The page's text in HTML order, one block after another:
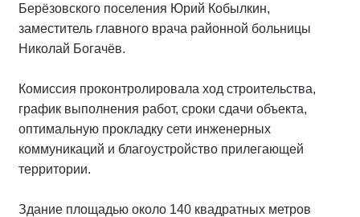
Берёзовского поселения Юрий Кобылкин,
заместитель главного врача районной больницы
Николай Богачёв.
Комиссия проконтролировала ход строительства,
график выполнения работ, сроки сдачи объекта,
оптимальную прокладку сети инженерных
коммуникаций и благоустройство прилегающей
территории.
Здание площадью около 140 квадратных метров